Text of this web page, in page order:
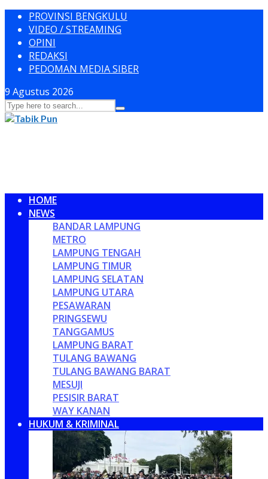
PROVINSI BENGKULU
VIDEO / STREAMING
OPINI
REDAKSI
PEDOMAN MEDIA SIBER
9 Agustus 2026
HOME
NEWS
BANDAR LAMPUNG
METRO
LAMPUNG TENGAH
LAMPUNG TIMUR
LAMPUNG SELATAN
LAMPUNG UTARA
PESAWARAN
PRINGSEWU
TANGGAMUS
LAMPUNG BARAT
TULANG BAWANG
TULANG BAWANG BARAT
MESUJI
PESISIR BARAT
WAY KANAN
HUKUM & KRIMINAL